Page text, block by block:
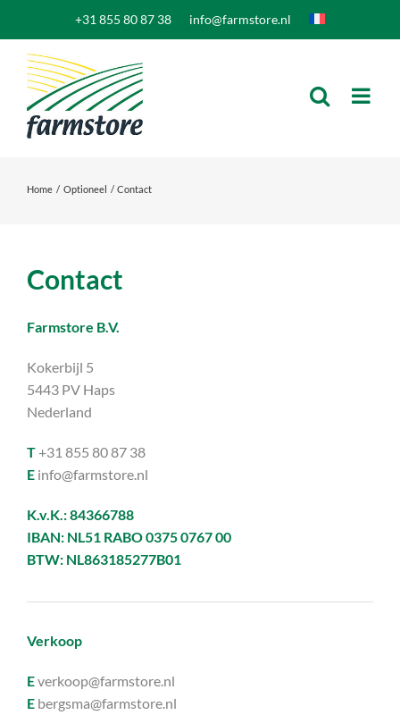
inhoud
+31 855 80 87 38 info@farmstore.nl
Home Optioneel Contact
Contact
Farmstore B.V.
Kokerbijl 5
5443 PV Haps
Nederland
T+31 855 80 87 38
E info@farmstore.nl
K.v.K.: 84366788
IBAN: NL51 RABO 0375 0767 00
BTW: NL863185277B01
Verkoop
Everkoop@farmstore.nl
E bergsma@farmstore.nl